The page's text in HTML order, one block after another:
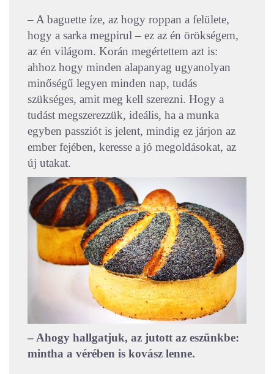
– A baguette íze, az hogy roppan a felülete,
hogy a sarka megpirul – ez az én örökségem,
az én világom. Korán megértettem azt is:
ahhoz hogy minden alapanyag ugyanolyan
minőségű legyen minden nap, tudás
szükséges, amit meg kell szerezni. Hogy a
tudást megszerezzük, ideális, ha a munka
egyben passziót is jelent, mindig ez járjon az
ember fejében, keresse a jó megoldásokat, az
új utakat.
– Ahogy hallgatjuk, az jutott az eszünkbe:
mintha a vérében is kovász lenne.